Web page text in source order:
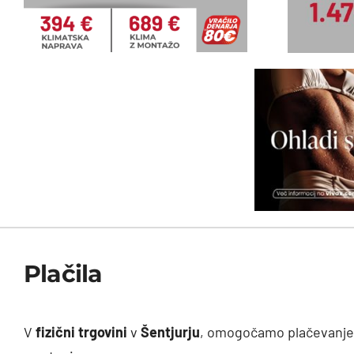
Plačila
V fizični trgovini v Šentjurju, omogočamo